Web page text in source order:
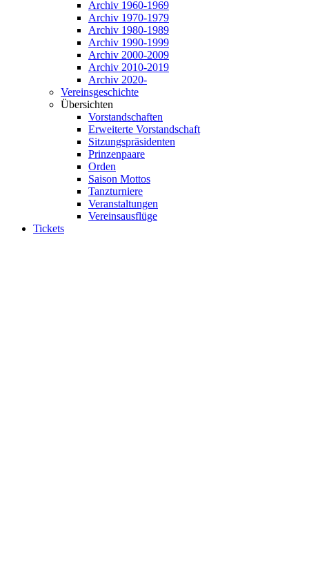
Archiv 1960-1969
Archiv 1970-1979
Archiv 1980-1989
Archiv 1990-1999
Archiv 2000-2009
Archiv 2010-2019
Archiv 2020-
Vereinsgeschichte
Übersichten
Vorstandschaften
Erweiterte Vorstandschaft
Sitzungspräsidenten
Prinzenpaare
Orden
Saison Mottos
Tanzturniere
Veranstaltungen
Vereinsausflüge
Tickets